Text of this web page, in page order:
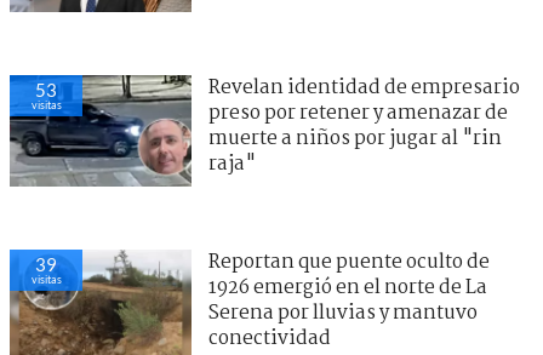
53
visitas
Revelan identidad de empresario
preso por retener y amenazar de
muerte a niños por jugar al "rin
raja"
39
visitas
Reportan que puente oculto de
1926 emergió en el norte de La
Serena por lluvias y mantuvo
conectividad